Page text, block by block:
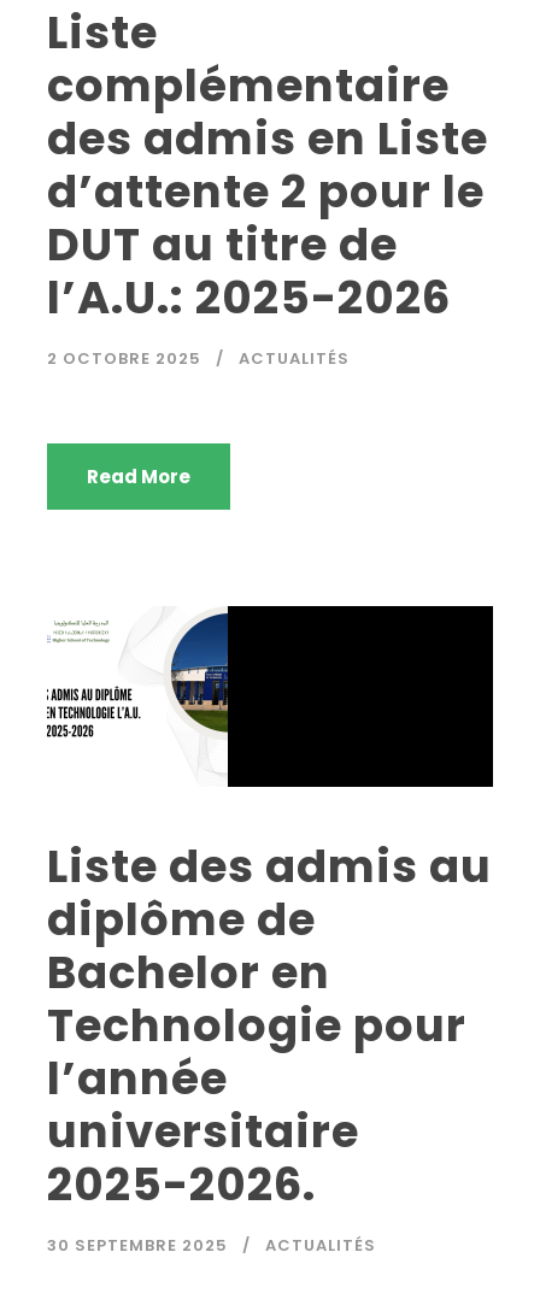
Liste
complémentaire
des admis en Liste
d’attente 2 pour le
DUT au titre de
l’A.U.: 2025-2026
2 OCTOBRE 2025 ACTUALITÉS
Read More
Liste des admis au
diplôme de
Bachelor en
Technologie pour
l’année
universitaire
2025-2026.
30 SEPTEMBRE 2025 ACTUALITÉS